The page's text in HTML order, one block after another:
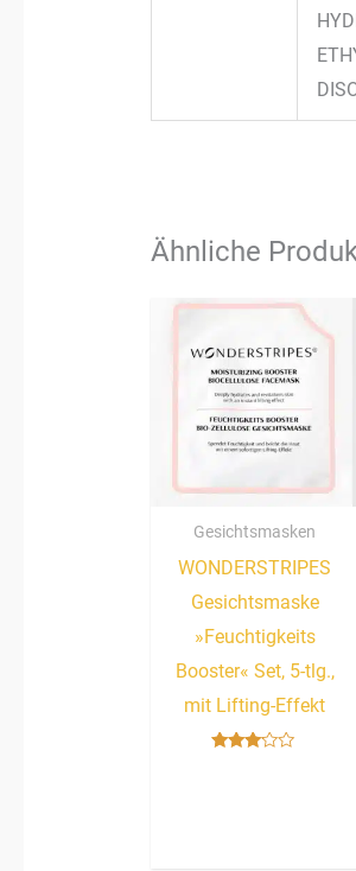
Ähnliche
Gesichtsmasken
WONDERSTRIPES
Gesichtsmaske
»Feuchtigkeits
Booster« Set, 5-tlg.,
mit Lifting-Effekt